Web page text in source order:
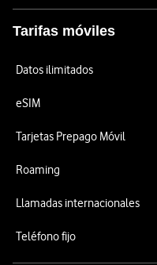
Tarifas móviles
Datos ilimitados
eSIM
Tarjetas Prepago Móvil
Roaming
Llamadas internacionales
Teléfono fijo